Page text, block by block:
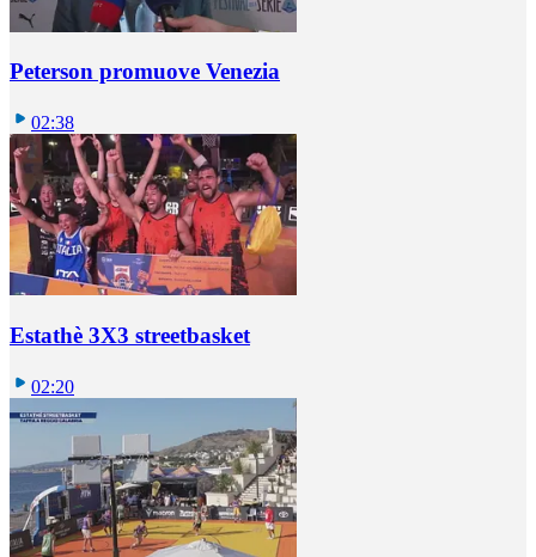
Peterson promuove Venezia
02:38
Estathè 3X3 streetbasket
02:20